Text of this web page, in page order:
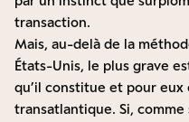
transaction.
Mais, au-delà de la
États-Unis, le plus grave
qu’il constitue et pour eux
transatlantique. Si, comme